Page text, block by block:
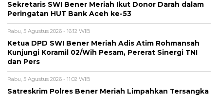
Sekretaris SWI Bener Meriah Ikut Donor Darah dalam
Peringatan HUT Bank Aceh ke-53
Rabu, 5 Agustus 2026 - 16:12 WIB
Ketua DPD SWI Bener Meriah Adis Atim Rohmansah
Kunjungi Koramil 02/Wih Pesam, Pererat Sinergi TNI
dan Pers
Rabu, 5 Agustus 2026 - 11:02 WIB
Satreskrim Polres Bener Meriah Limpahkan Tersangka